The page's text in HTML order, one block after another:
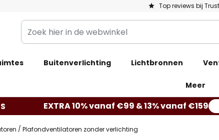
Top reviews bij
Zoek
hier
de
Buitenverlichting Lichtbronnen
Meer
EXTRA 10% vanaf €99 & 13% vanaf €159
Plafondventilatoren zonder verlichting